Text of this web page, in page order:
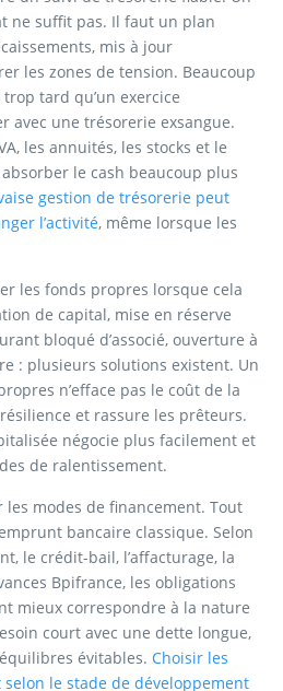
ne suffit pas. Il faut un plan
mis à jour
les zones de tension. Beaucoup
tard qu’un exercice
avec une trésorerie exsangue.
les annuités, les stocks et le
le cash beaucoup plus
gestion de trésorerie peut
l’activité, même lorsque les
les fonds propres lorsque cela
de capital, mise en réserve
bloqué d’associé, ouverture à
: plusieurs solutions existent. Un
n’efface pas le coût de la
et rassure les prêteurs.
négocie plus facilement et
de ralentissement.
modes de financement. Tout
bancaire classique. Selon
le crédit-bail, l’affacturage, la
Bpifrance, les obligations
mieux correspondre à la nature
court avec une dette longue,
évitables. Choisir les
le stade de développement